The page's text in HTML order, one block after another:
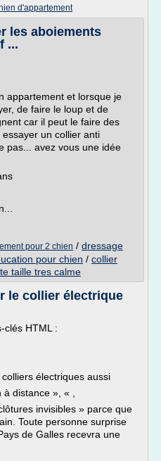
d'appartement
les aboiements
...
appartement et lorsque je
de faire le loup et de
car il peut le faire des
un collier anti
pas... avez vous une idée
pour 2 chien / dressage
pour chien / collier
taille tres calme
le collier électrique
clés HTML :
électriques aussi
distance », « ,
invisibles » parce que
Toute personne surprise
de Galles recevra une